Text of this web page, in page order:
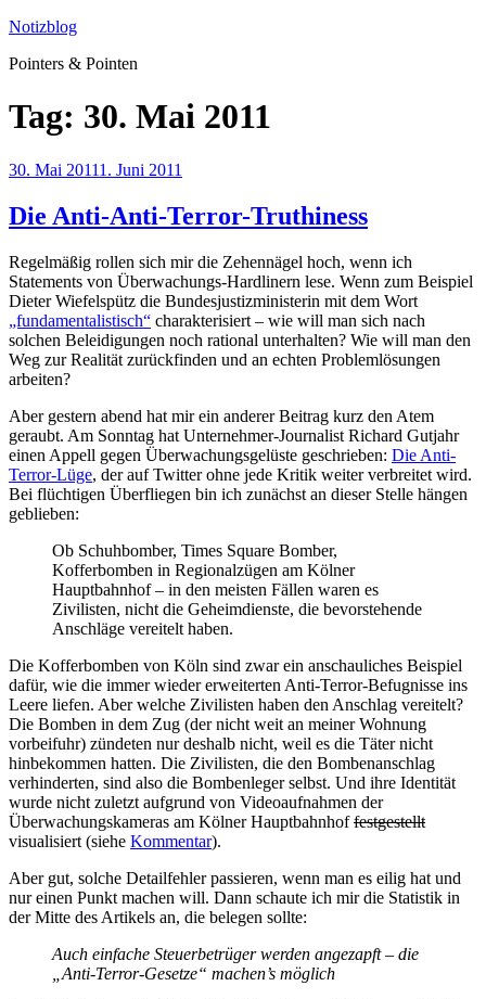
Zum
springen
Notizblog
Pointers & Pointen
Tag: 30. Mai 2011
Veröffentlicht
30. Mai 20111. Juni 2011
Die Anti-Anti-Terror-Truthiness
Regelmäßig rollen sich mir die Zehennägel hoch, wenn ich
Statements von Überwachungs-Hardlinern lese. Wenn zum Beispiel
Dieter Wiefelspütz die Bundesjustizministerin mit dem Wort
„fundamentalistisch“ charakterisiert – wie will man sich nach
solchen Beleidigungen noch rational unterhalten? Wie will man den
Weg zur Realität zurückfinden und an echten Problemlösungen
arbeiten?
Aber gestern abend hat mir ein anderer Beitrag kurz den Atem
geraubt. Am Sonntag hat Unternehmer-Journalist Richard Gutjahr
einen Appell gegen Überwachungsgelüste geschrieben: Die Anti-
Terror-Lüge, der auf Twitter ohne jede Kritik weiter verbreitet wird.
Bei flüchtigen Überfliegen bin ich zunächst an dieser Stelle hängen
geblieben:
Ob Schuhbomber, Times Square Bomber,
Kofferbomben in Regionalzügen am Kölner
Hauptbahnhof – in den meisten Fällen waren es
Zivilisten, nicht die Geheimdienste, die bevorstehende
Anschläge vereitelt haben.
Die Kofferbomben von Köln sind zwar ein anschauliches Beispiel
dafür, wie die immer wieder erweiterten Anti-Terror-Befugnisse ins
Leere liefen. Aber welche Zivilisten haben den Anschlag vereitelt?
Die Bomben in dem Zug (der nicht weit an meiner Wohnung
vorbeifuhr) zündeten nur deshalb nicht, weil es die Täter nicht
hinbekommen hatten. Die Zivilisten, die den Bombenanschlag
verhinderten, sind also die Bombenleger selbst. Und ihre Identität
wurde nicht zuletzt aufgrund von Videoaufnahmen der
Überwachungskameras am Kölner Hauptbahnhoffestgestellt
visualisiert (siehe Kommentar).
Aber gut, solche Detailfehler passieren, wenn man es eilig hat und
nur einen Punkt machen will. Dann schaute ich mir die Statistik in
der Mitte des Artikels an, die belegen sollte:
Auch einfache Steuerbetrüger werden angezapft – die
„Anti-Terror-Gesetze“ machen’s möglich